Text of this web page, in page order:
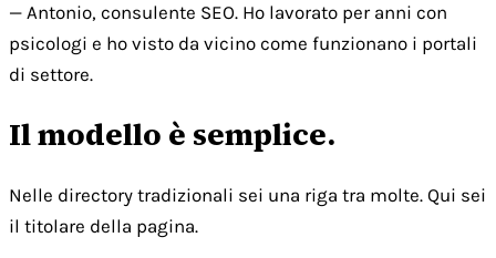
— Antonio, consulente SEO. Ho lavorato per anni con
psicologi e ho visto da vicino come funzionano i portali
di settore.
Il modello è semplice.
Nelle directory tradizionali sei una riga tra molte. Qui sei
il titolare della pagina.